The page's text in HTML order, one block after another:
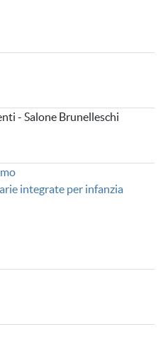
- Salone Brunelleschi
integrate per infanzia